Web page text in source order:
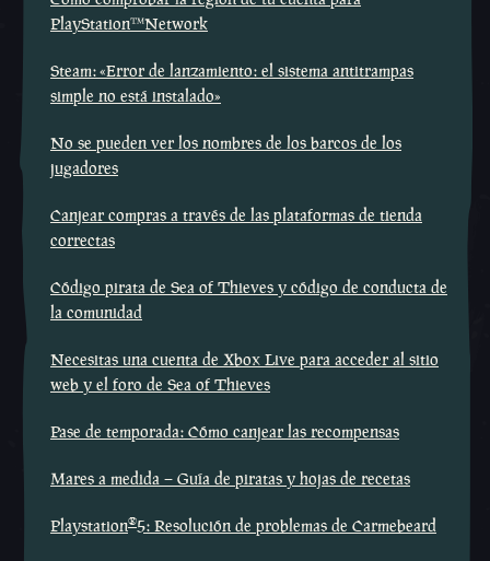
PlayStation™Network
Steam: «Error de lanzamiento: el sistema antitrampas
simple no está instalado»
No se pueden ver los nombres de los barcos de los
jugadores
Canjear compras a través de las plataformas de tienda
correctas
Código pirata de Sea of Thieves y código de conducta de
la comunidad
Necesitas una cuenta de Xbox Live para acceder al sitio
web y el foro de Sea of Thieves
Pase de temporada: Cómo canjear las recompensas
Mares a medida – Guía de piratas y hojas de recetas
Playstation®5: Resolución de problemas de Carmebeard